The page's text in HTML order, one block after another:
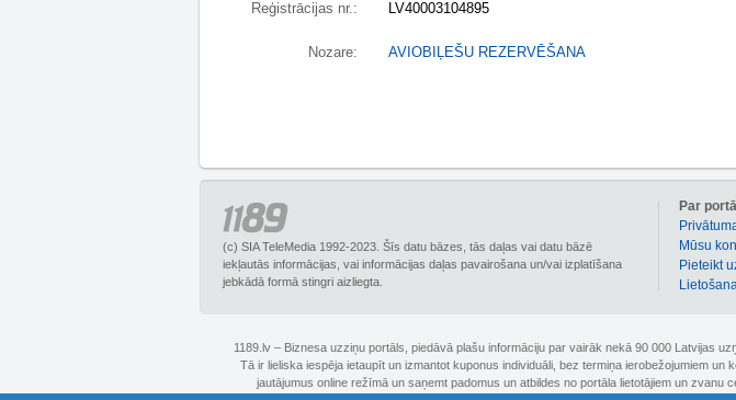
Reģistrācijas nr.: LV40003104895
Nozare: AVIOBIĻEŠU REZERVĒŠANA
(c) SIA TeleMedia 1992-2023. Šīs datu bāzes, tās daļas vai datu bāzē
iekļautās informācijas, vai informācijas daļas pavairošana un/vai izplatīšana
jebkādā formā stingri aizliegta.
Par
Mūsu
Pieteikt
1189.lv – Biznesa uzziņu portāls, piedāvā plašu informāciju par vairāk nekā 90 000 Latvijas
Tā ir lieliska iespēja ietaupīt un izmantot kuponus individuāli, bez termiņa ierobežojumiem
jautājumus online režīmā un saņemt padomus un atbildes no portāla lietotājiem un